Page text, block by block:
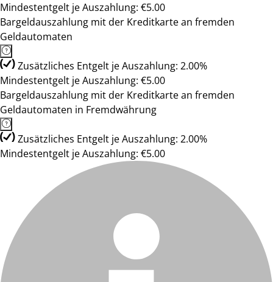
Mindestentgelt je Auszahlung: €5.00
Bargeldauszahlung mit der Kreditkarte an fremden
Geldautomaten
Zusätzliches Entgelt je Auszahlung: 2.00%
Mindestentgelt je Auszahlung: €5.00
Bargeldauszahlung mit der Kreditkarte an fremden
Geldautomaten in Fremdwährung
Zusätzliches Entgelt je Auszahlung: 2.00%
Mindestentgelt je Auszahlung: €5.00